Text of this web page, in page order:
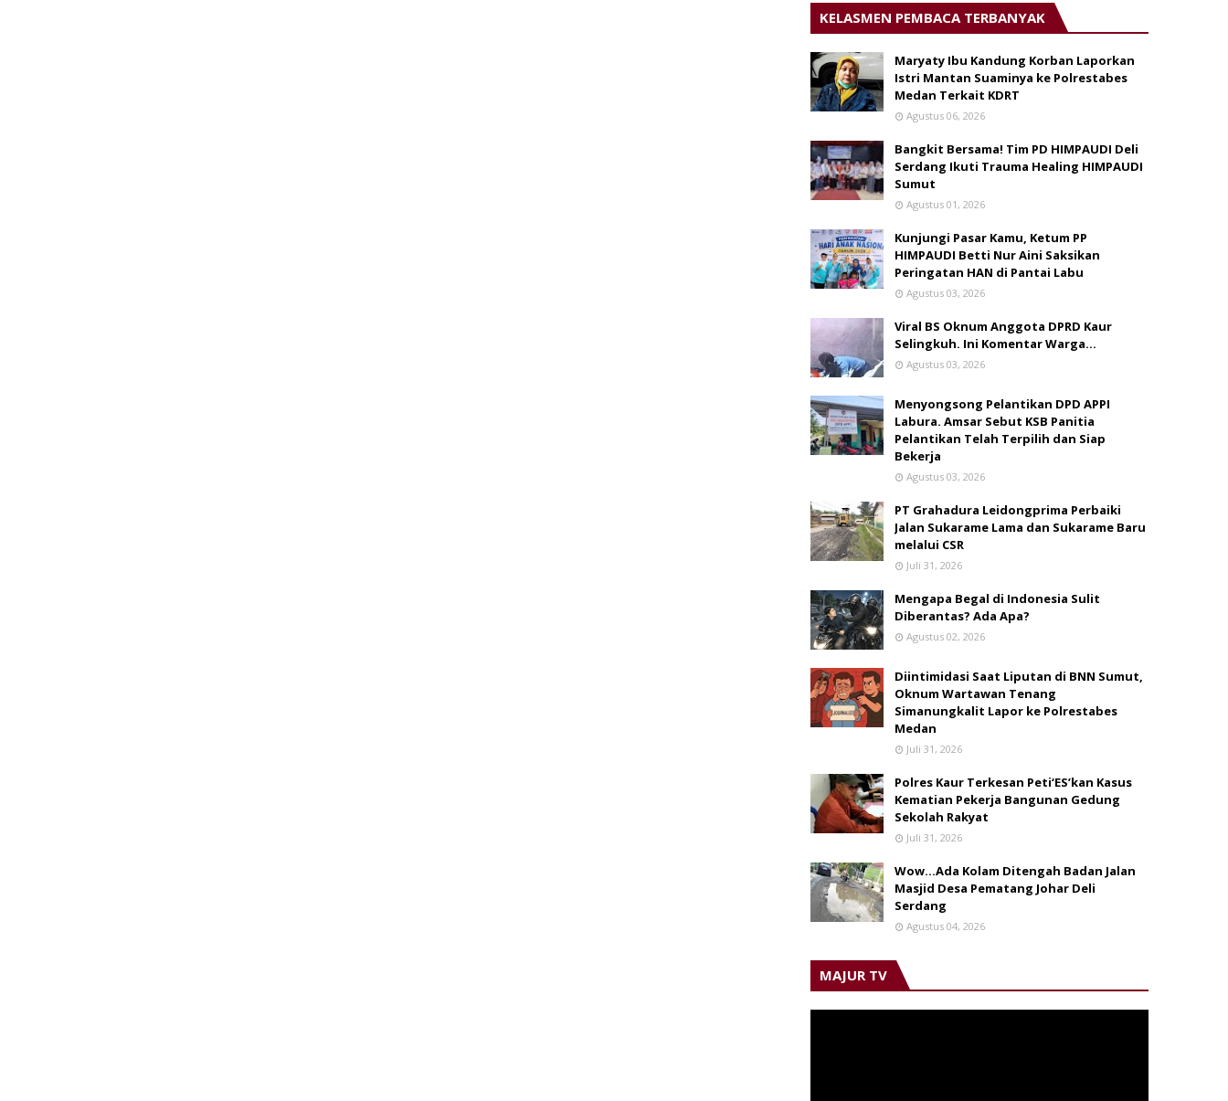
KELASMEN PEMBACA TERBANYAK
Maryaty Ibu Kandung Korban Laporkan
Istri Mantan Suaminya ke Polrestabes
Medan Terkait KDRT
Agustus 06, 2026
Bangkit Bersama! Tim PD HIMPAUDI Deli
Serdang Ikuti Trauma Healing HIMPAUDI
Sumut
Agustus 01, 2026
Kunjungi Pasar Kamu, Ketum PP
HIMPAUDI Betti Nur Aini Saksikan
Peringatan HAN di Pantai Labu
Agustus 03, 2026
Viral BS Oknum Anggota DPRD Kaur
Selingkuh. Ini Komentar Warga…
Agustus 03, 2026
Menyongsong Pelantikan DPD APPI
Labura. Amsar Sebut KSB Panitia
Pelantikan Telah Terpilih dan Siap
Bekerja
Agustus 03, 2026
PT Grahadura Leidongprima Perbaiki
Jalan Sukarame Lama dan Sukarame Baru
melalui CSR
Juli 31, 2026
Mengapa Begal di Indonesia Sulit
Diberantas? Ada Apa?
Agustus 02, 2026
Diintimidasi Saat Liputan di BNN Sumut,
Oknum Wartawan Tenang
Simanungkalit Lapor ke Polrestabes
Medan
Juli 31, 2026
Polres Kaur Terkesan Peti‘ES’kan Kasus
Kematian Pekerja Bangunan Gedung
Sekolah Rakyat
Juli 31, 2026
Wow...Ada Kolam Ditengah Badan Jalan
Masjid Desa Pematang Johar Deli
Serdang
Agustus 04, 2026
MAJUR TV